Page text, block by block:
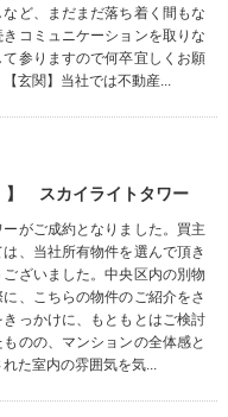
など、まだまだ落ち着く間もな
コミュニケーションを取りな
参りますので何卒宜しくお願
玄関】当社では不動産...
スカイライトタワー
がご成約となりました。買主
、当社所有物件を選んで頂き
ございました。中央区内の別物
、こちらの物件のご紹介をさ
っかけに、もともとはご検討
のの、マンションの全体感と
た室内の雰囲気を気...